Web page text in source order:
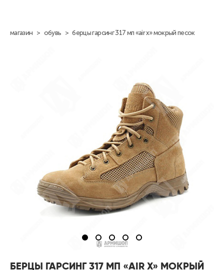
магазин > обувь > берцы гарсинг 317 мп «air x» мокрый песок
БЕРЦЫ ГАРСИНГ 317 МП «AIR X» МОКРЫЙ